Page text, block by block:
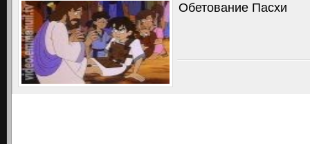
Обетование Пасхи